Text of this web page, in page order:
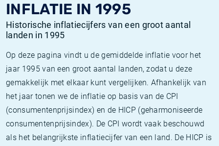
INFLATIE IN 1995
Historische inflatiecijfers van een groot aantal
landen in 1995
Op deze pagina vindt u de gemiddelde inflatie voor het
jaar 1995 van een groot aantal landen, zodat u deze
gemakkelijk met elkaar kunt vergelijken. Afhankelijk van
het jaar tonen we de inflatie op basis van de CPI
(consumentenprijsindex) en de HICP (geharmoniseerde
consumentenprijsindex). De CPI wordt vaak beschouwd
als het belangrijkste inflatiecijfer van een land. De HICP is